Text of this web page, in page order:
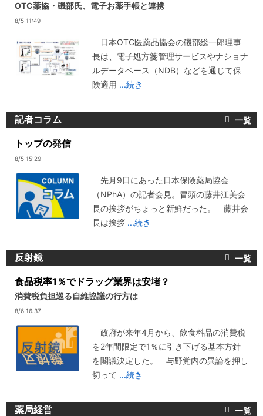
OTC薬協・磯部氏、電子お薬手帳と連携
8/5 11:49
日本OTC医薬品協会の磯部総一郎理事
長は、電子処方箋管理サービスやナショナ
ルデータベース（NDB）などを通じて保
険適用 ...続き
記者コラム
トップの発信
8/5 15:29
先月9日にあった日本保険薬局協会
（NPhA）の記者会見。冒頭の藤井江美会
長の挨拶がちょっと新鮮だった。 藤井会
長は挨拶 ...続き
反射鏡
食品税率1％でドラッグ業界は安堵？
消費税負担巡る自維協議の行方は
8/6 16:37
政府が来年4月から、飲食料品の消費税
を2年間限定で1％に引き下げる基本方針
を閣議決定した。 与野党内の異論を押し
切って ...続き
薬局経営